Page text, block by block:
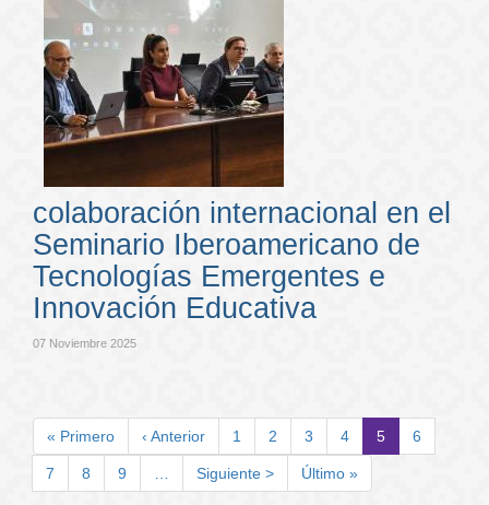
colaboración internacional en el
Seminario Iberoamericano de
Tecnologías Emergentes e
Innovación Educativa
07 Noviembre 2025
Primera
página
« Primero
Página
anterior
‹ Anterior Page
1 Page
2 Page
3 Page
4
Página
actual
5 Page
6
Page
7 Page
8 Page
9
Siguiente
página
Siguiente >
Última
página
Último »